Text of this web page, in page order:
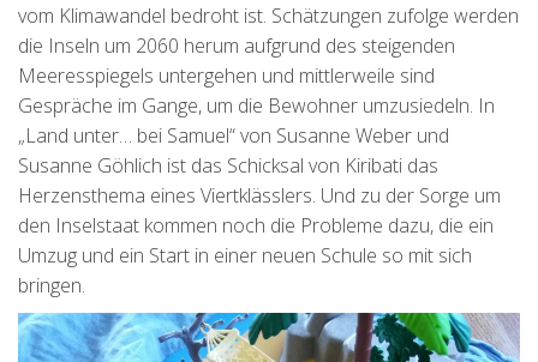
vom Klimawandel bedroht ist. Schätzungen zufolge werden
die Inseln um 2060 herum aufgrund des steigenden
Meeresspiegels untergehen und mittlerweile sind
Gespräche im Gange, um die Bewohner umzusiedeln. In
„Land unter… bei Samuel“ von Susanne Weber und
Susanne Göhlich ist das Schicksal von Kiribati das
Herzensthema eines Viertklässlers. Und zu der Sorge um
den Inselstaat kommen noch die Probleme dazu, die ein
Umzug und ein Start in einer neuen Schule so mit sich
bringen.